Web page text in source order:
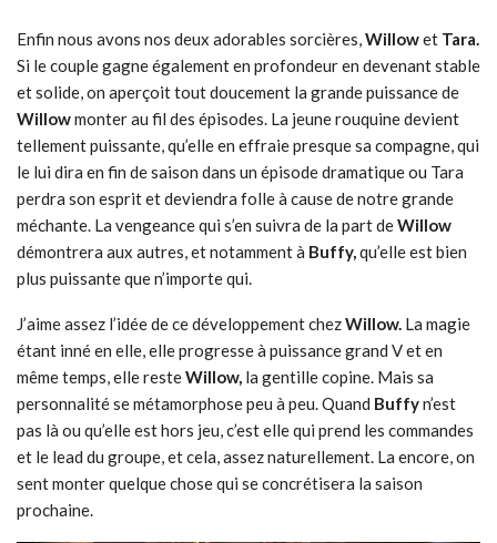
Enfin nous avons nos deux adorables sorcières,Willowet Tara.
Si le couple gagne également en profondeur en devenant stable
et solide, on aperçoit tout doucement la grande puissance de
Willowmonter au fil des épisodes. La jeune rouquine devient
tellement puissante, qu’elle en effraie presque sa compagne, qui
le lui dira en fin de saison dans un épisode dramatique ou Tara
perdra son esprit et deviendra folle à cause de notre grande
méchante. La vengeance qui s’en suivra de la part deWillow
démontrera aux autres, et notamment à Buffy,qu’elle est bien
plus puissante que n’importe qui.
J’aime assez l’idée de ce développement chezWillow. La magie
étant inné en elle, elle progresse à puissance grand V et en
même temps, elle resteWillow, la gentille copine. Mais sa
personnalité se métamorphose peu à peu. Quand Buffyn’est
pas là ou qu’elle est hors jeu, c’est elle qui prend les commandes
et le lead du groupe, et cela, assez naturellement. La encore, on
sent monter quelque chose qui se concrétisera la saison
prochaine.